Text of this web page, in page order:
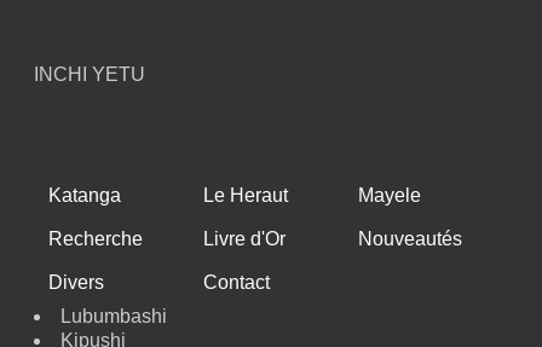
INCHI YETU
Katanga Le Heraut Mayele
Recherche Livre d'Or Nouveautés
Divers
Contact
Lubumbashi
Kipushi